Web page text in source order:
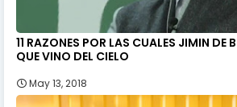
11 RAZONES POR LAS CUALES JIMIN DE
QUE VINO DEL CIELO
May 13, 2018